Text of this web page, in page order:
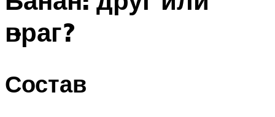
МЕНЮ
враг?
Состав